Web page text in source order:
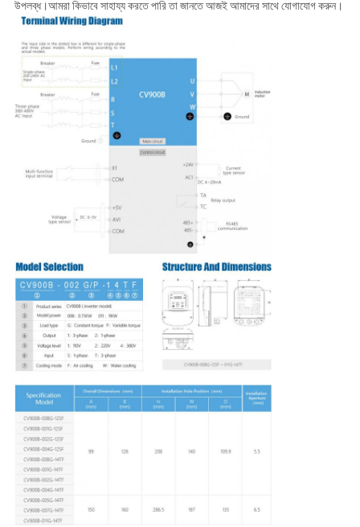
উপলব্ধ।আমরা কিভাবে সাহায্য করতে পারি তা জানতে আজই আমাদের সাথে যোগাযোগ করুন।